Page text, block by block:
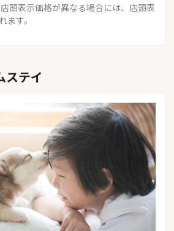
頭表示価格が異なる場合には、店頭表
ます。
ステイ